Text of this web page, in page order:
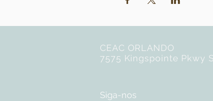
CEAC ORLANDO
7575 Kingspointe Pkwy
Siga-nos